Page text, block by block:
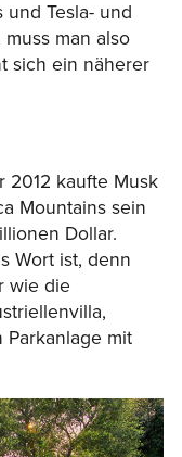
und Tesla- und
man also
sich ein näherer
2012 kaufte Musk
Mountains sein
Dollar.
Wort ist, denn
wie die
mit